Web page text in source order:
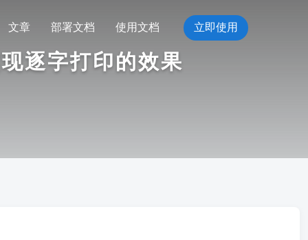
文章 部署文档 使用文档 立即使用
逐字打印的效果